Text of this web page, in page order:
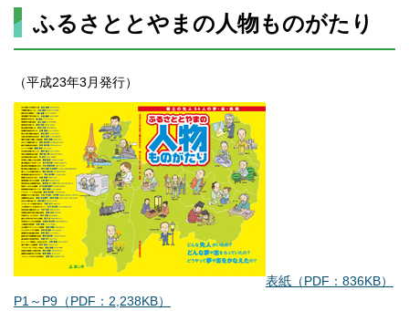
ふるさととやまの人物ものがたり
（平成23年3月発行）
表紙（PDF：836KB）
P1～P9（PDF：2,238KB）